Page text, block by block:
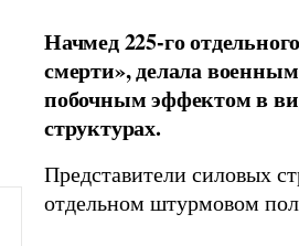
Начмед 225-го
смерти», делала
побочным эффектом в
структурах.
Представители силовых
отдельном штурмовом